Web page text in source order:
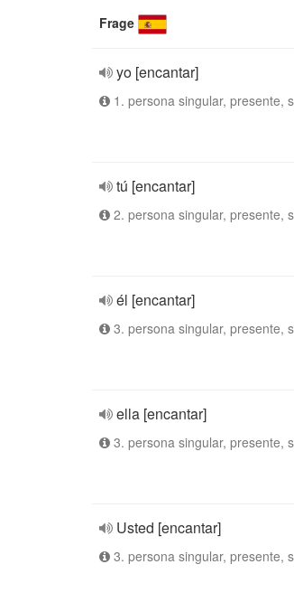
Frage
yo [encantar]
1. persona singular, presente,
tú [encantar]
2. persona singular, presente,
él [encantar]
3. persona singular, presente,
ella [encantar]
3. persona singular, presente,
Usted [encantar]
3. persona singular, presente,